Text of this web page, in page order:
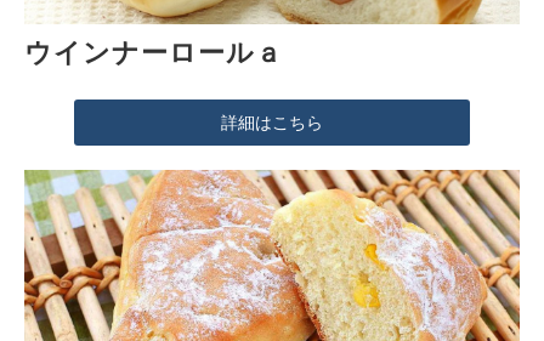
ウインナーロールａ
詳細はこちら